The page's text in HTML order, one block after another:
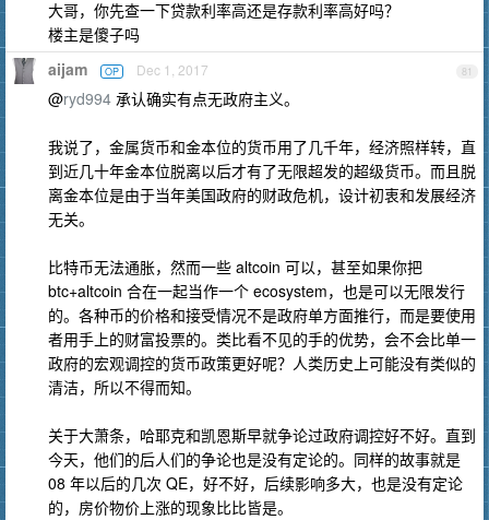
大哥，你先查一下贷款利率高还是存款利率高好吗？
楼主是傻子吗
81
aijam OP Dec 1, 2017
@ryd994 承认确实有点无政府主义。
我说了，金属货币和金本位的货币用了几千年，经济照样转，直
到近几十年金本位脱离以后才有了无限超发的超级货币。而且脱
离金本位是由于当年美国政府的财政危机，设计初衷和发展经济
无关。
比特币无法通胀，然而一些 altcoin 可以，甚至如果你把
btc+altcoin 合在一起当作一个 ecosystem，也是可以无限发行
的。各种币的价格和接受情况不是政府单方面推行，而是要使用
者用手上的财富投票的。类比看不见的手的优势，会不会比单一
政府的宏观调控的货币政策更好呢？人类历史上可能没有类似的
清洁，所以不得而知。
关于大萧条，哈耶克和凯恩斯早就争论过政府调控好不好。直到
今天，他们的后人们的争论也是没有定论的。同样的故事就是
08 年以后的几次 QE，好不好，后续影响多大，也是没有定论
的，房价物价上涨的现象比比皆是。